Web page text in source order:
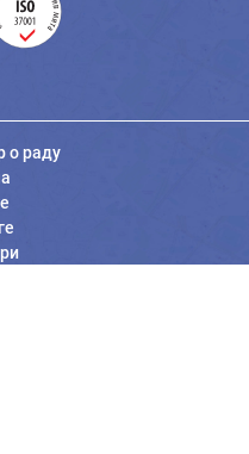
о раду